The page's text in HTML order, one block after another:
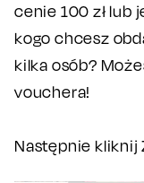
cenie 100 zł lub
kogo chcesz
kilka osób?
vouchera!
Następnie kliknij